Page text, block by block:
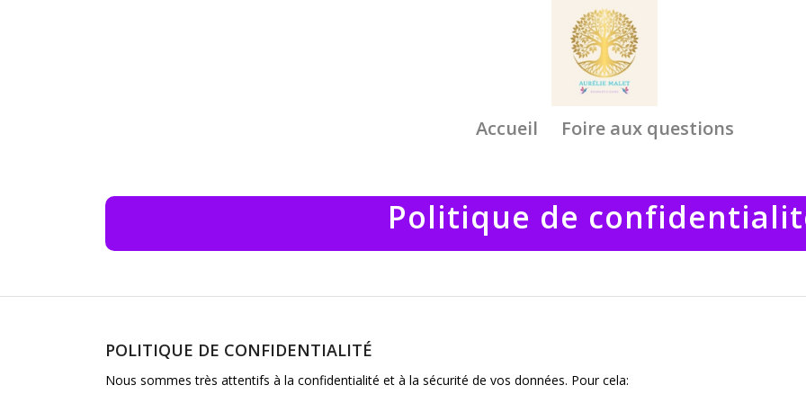
Accueil Foire aux questions
Politique de
POLITIQUE DE CONFIDENTIALITÉ
Nous sommes très attentifs à la confidentialité et à la sécurité de vos données. Pour cela: